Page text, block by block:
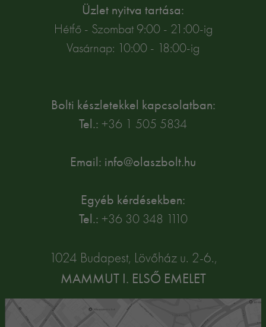
Üzlet nyitva tartása:
Hétfő - Szombat 9:00 - 21:00-ig
Vasárnap: 10:00 - 18:00-ig
Bolti készletekkel kapcsolatban:
Tel.: +36 1 505 5834
Email: info@olaszbolt.hu
Egyéb kérdésekben:
Tel.: +36 30 348 1110
1024 Budapest, Lövőház u. 2-6.,
MAMMUT I. ELSŐ EMELET